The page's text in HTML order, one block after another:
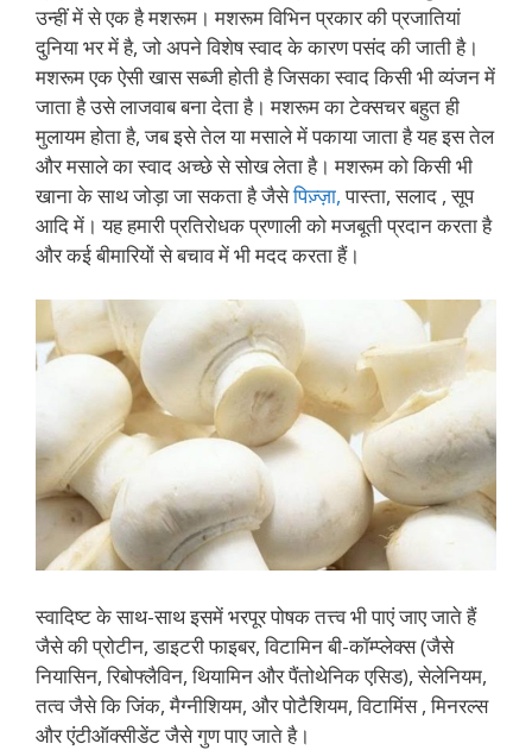
उन्हीं में से एक है मशरूम। मशरूम विभिन प्रकार की प्रजातियां
दुनिया भर में है, जो अपने विशेष स्वाद के कारण पसंद की जाती है।
मशरूम एक ऐसी खास सब्जी होती है जिसका स्वाद किसी भी व्यंजन में
जाता है उसे लाजवाब बना देता है। मशरूम का टेक्सचर बहुत ही
मुलायम होता है, जब इसे तेल या मसाले में पकाया जाता है यह इस तेल
और मसाले का स्वाद अच्छे से सोख लेता है। मशरूम को किसी भी
खाना के साथ जोड़ा जा सकता है जैसेपिज़्ज़ा,पास्ता, सलाद , सूप
आदि में। यह हमारी प्रतिरोधक प्रणाली को मजबूती प्रदान करता है
और कई बीमारियों से बचाव में भी मदद करता हैं।
स्वादिष्ट के साथ-साथ इसमें भरपूर पोषक तत्त्व भी पाएं जाए जाते हैं
जैसे की प्रोटीन, डाइटरी फाइबर, विटामिन बी-कॉम्प्लेक्स (जैसे
नियासिन, रिबोफ्लैविन, थियामिन और पैंतोथेनिक एसिड), सेलेनियम,
तत्व जैसे कि जिंक, मैग्नीशियम, और पोटैशियम, विटामिंस , मिनरल्स
और एंटीऑक्सीडेंट जैसे गुण पाए जाते है।